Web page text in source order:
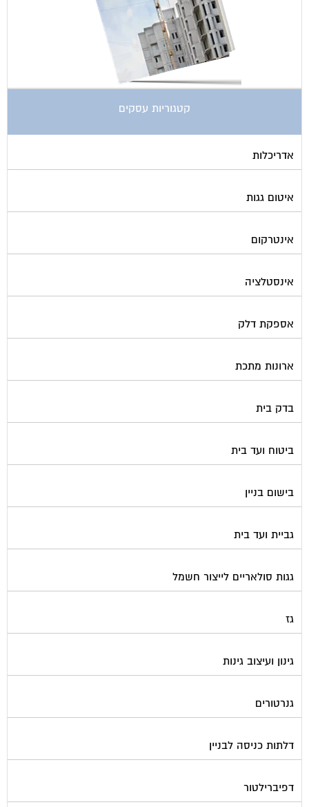
קטגוריות עסקים
אדריכלות
איטום גגות
אינטרקום
אינסטלציה
אספקת דלק
ארונות מתכת
בדק בית
ביטוח ועד בית
בישום בניין
גביית ועד בית
גגות סולאריים לייצור חשמל
גז
גינון ועיצוב גינות
גנרטורים
דלתות כניסה לבניין
דפיברילטור